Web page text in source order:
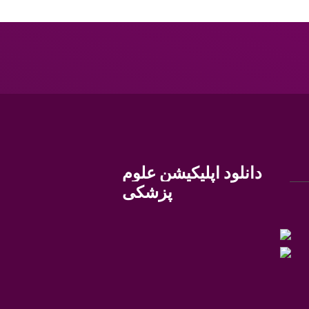
دانلود اپلیکیشن علوم
پزشکی